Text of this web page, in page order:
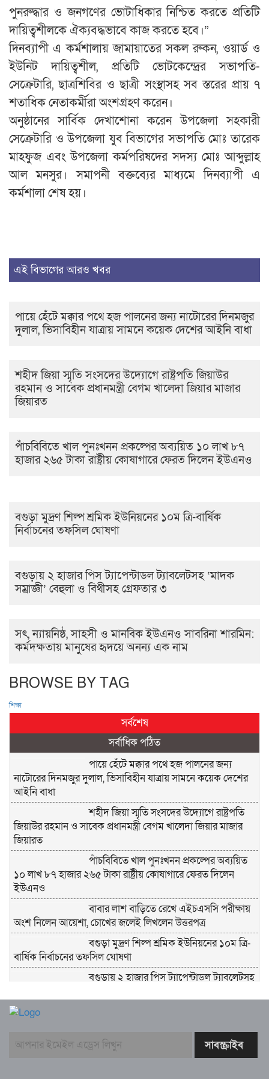
পুনরুদ্ধার ও জনগণের ভোটাধিকার নিশ্চিত করতে প্রতিটি
দায়িত্বশীলকে ঐক্যবদ্ধভাবে কাজ করতে হবে।”
দিনব্যাপী এ কর্মশালায় জামায়াতের সকল রুকন, ওয়ার্ড ও
ইউনিট দায়িত্বশীল, প্রতিটি ভোটকেন্দ্রের সভাপতি-
সেক্রেটারি, ছাত্রশিবির ও ছাত্রী সংস্থাসহ সব স্তরের প্রায় ৭
শতাধিক নেতাকর্মীরা অংশগ্রহণ করেন।
অনুষ্ঠানের সার্বিক দেখাশোনা করেন উপজেলা সহকারী
সেক্রেটারি ও উপজেলা যুব বিভাগের সভাপতি মোঃ তারেক
মাহফুজ এবং উপজেলা কর্মপরিষদের সদস্য মোঃ আব্দুল্লাহ
আল মনসুর। সমাপনী বক্তব্যের মাধ্যমে দিনব্যাপী এ
কর্মশালা শেষ হয়।
এই বিভাগের আরও খবর
পায়ে হেঁটে মক্কার পথে হজ পালনের জন্য নাটোরের দিনমজুর
দুলাল, ভিসাবিহীন যাত্রায় সামনে কয়েক দেশের আইনি বাধা
শহীদ জিয়া স্মৃতি সংসদের উদ্যোগে রাষ্ট্রপতি জিয়াউর
রহমান ও সাবেক প্রধানমন্ত্রী বেগম খালেদা জিয়ার মাজার
জিয়ারত
পাঁচবিবিতে খাল পুনঃখনন প্রকল্পের অব্যয়িত ১০ লাখ ৮৭
হাজার ২৬৫ টাকা রাষ্ট্রীয় কোষাগারে ফেরত দিলেন ইউএনও
বগুড়া মুদ্রণ শিল্প শ্রমিক ইউনিয়নের ১০ম ত্রি-বার্ষিক
নির্বাচনের তফসিল ঘোষণা
বগুড়ায় ২ হাজার পিস ট্যাপেন্টাডল ট্যাবলেটসহ ‘মাদক
সম্রাজ্ঞী’ বেহুলা ও বিথীসহ গ্রেফতার ৩
সৎ, ন্যায়নিষ্ঠ, সাহসী ও মানবিক ইউএনও সাবরিনা শারমিন:
কর্মদক্ষতায় মানুষের হৃদয়ে অনন্য এক নাম
BROWSE BY TAG
শিক্ষা
সর্বশেষ
সর্বাধিক পঠিত
পায়ে হেঁটে মক্কার পথে হজ পালনের জন্য
নাটোরের দিনমজুর দুলাল, ভিসাবিহীন যাত্রায় সামনে কয়েক দেশের
আইনি বাধা
শহীদ জিয়া স্মৃতি সংসদের উদ্যোগে রাষ্ট্রপতি
জিয়াউর রহমান ও সাবেক প্রধানমন্ত্রী বেগম খালেদা জিয়ার মাজার
জিয়ারত
পাঁচবিবিতে খাল পুনঃখনন প্রকল্পের অব্যয়িত
১০ লাখ ৮৭ হাজার ২৬৫ টাকা রাষ্ট্রীয় কোষাগারে ফেরত দিলেন
ইউএনও
বাবার লাশ বাড়িতে রেখে এইচএসসি পরীক্ষায়
অংশ নিলেন আয়েশা, চোখের জলেই লিখলেন উত্তরপত্র
বগুড়া মুদ্রণ শিল্প শ্রমিক ইউনিয়নের ১০ম ত্রি-
বার্ষিক নির্বাচনের তফসিল ঘোষণা
বগুড়ায় ২ হাজার পিস ট্যাপেন্টাডল ট্যাবলেটসহ
নরসিংদীর শিবপুরে তিনটি গরুকে বিষ খাইয়ে